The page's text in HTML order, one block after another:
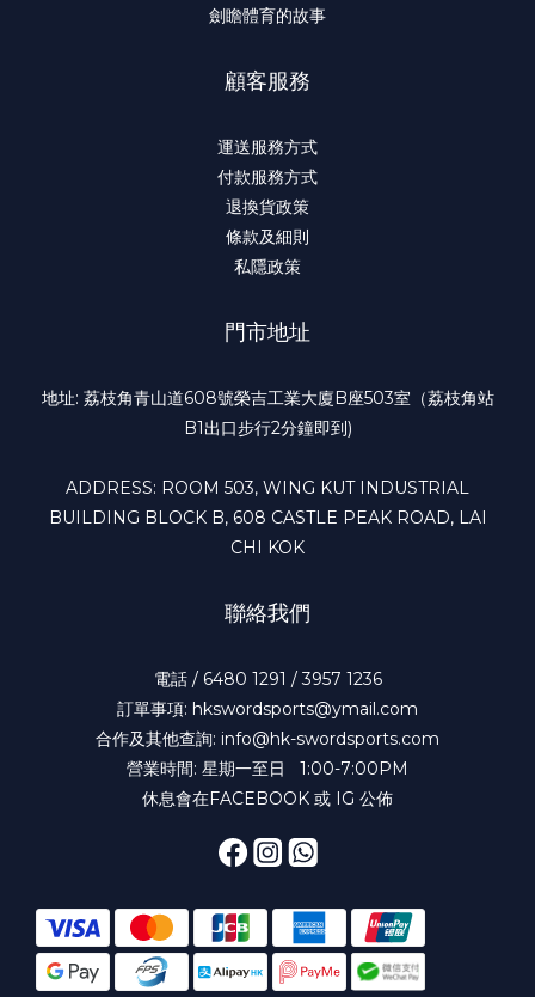
劍瞻體育的故事
顧客服務
運送服務方式
付款服務方式
退換貨政策
條款及細則
私隱政策
門市地址
地址: 荔枝角青山道608號榮吉工業大廈B座503室（荔枝角站
B1出口步行2分鐘即到)
ADDRESS: ROOM 503, WING KUT INDUSTRIAL
BUILDING BLOCK B, 608 CASTLE PEAK ROAD, LAI
CHI KOK
聯絡我們
電話 / 6480 1291 / 3957 1236
訂單事項: hkswordsports@ymail.com
合作及其他查詢: info@hk-swordsports.com
營業時間: 星期一至日 1:00-7:00PM
休息會在FACEBOOK 或 IG 公佈